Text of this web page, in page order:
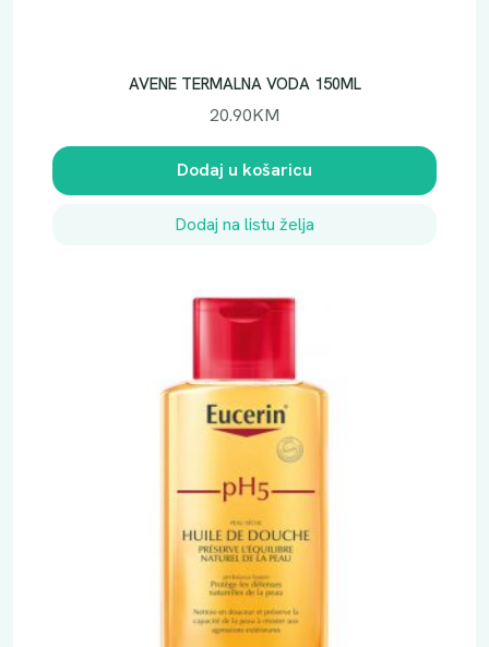
AVENE TERMALNA VODA 150ML
20.90KM
Dodaj u košaricu
Dodaj na listu želja